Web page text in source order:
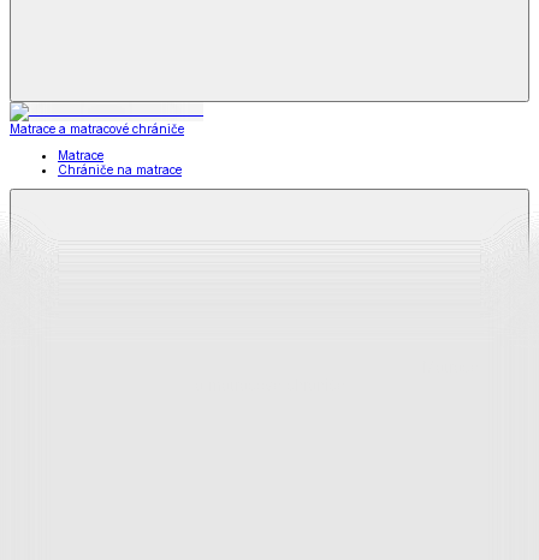
Matrace a matracové chrániče
Matrace
Chrániče na matrace